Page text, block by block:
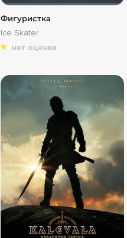
Фигуристка
Ice Skater
нет оценки